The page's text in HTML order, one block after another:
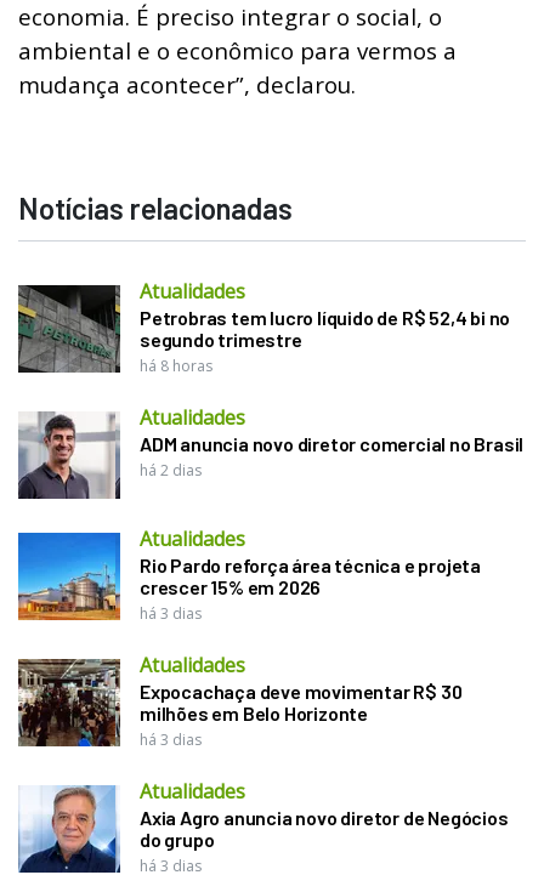
economia. É preciso integrar o social, o
ambiental e o econômico para vermos a
mudança acontecer”, declarou.
Notícias relacionadas
Atualidades
Petrobras tem lucro líquido de R$ 52,4 bi no
segundo trimestre
há 8 horas
Atualidades
ADM anuncia novo diretor comercial no Brasil
há 2 dias
Atualidades
Rio Pardo reforça área técnica e projeta
crescer 15% em 2026
há 3 dias
Atualidades
Expocachaça deve movimentar R$ 30
milhões em Belo Horizonte
há 3 dias
Atualidades
Axia Agro anuncia novo diretor de Negócios
do grupo
há 3 dias